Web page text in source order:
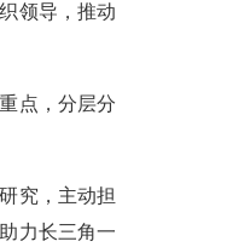
领导，推动
点，分层分
究，主动担
力长三角一